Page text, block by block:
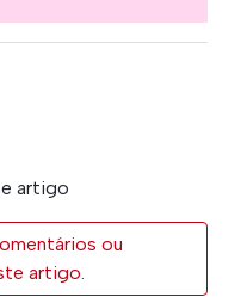
artigo
ou
artigo.